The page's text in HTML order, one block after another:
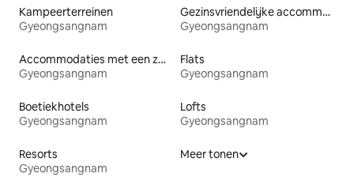
Kampeerterreinen
Gyeongsangnam
Gezinsvriendelijke accommodaties
Gyeongsangnam
Accommodaties met een zwembad
Gyeongsangnam
Flats
Gyeongsangnam
Boetiekhotels
Gyeongsangnam
Lofts
Gyeongsangnam
Resorts
Gyeongsangnam
Meer tonen